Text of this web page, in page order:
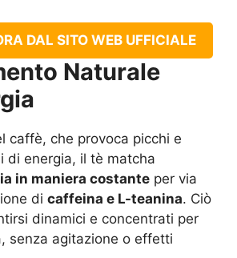
DAL SITO WEB UFFICIALE
Naturale
caffè, che provoca picchi e
di energia, il tè matcha
in maniera costante per via
di caffeina e L-teanina. Ciò
dinamici e concentrati per
senza agitazione o effetti